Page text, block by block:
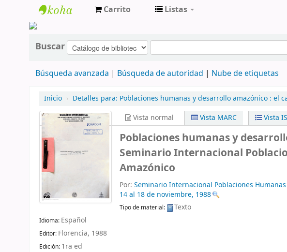
Carrito Listas
Buscar
Búsqueda avanzada Búsqueda de autoridad Nube de etiquetas
Inicio › Detalles para: Poblaciones humanas y desarrollo amazónico : el
Vista normal
Vista MARC Vista
Poblaciones humanas y
Seminario Internacional
Amazónico
Por: Seminario Internacional Poblaciones
14 al 18 de noviembre, 1988
Tipo de material: Texto
Idioma: Español
Editor: Florencia, 1988
Edición: 1ra ed